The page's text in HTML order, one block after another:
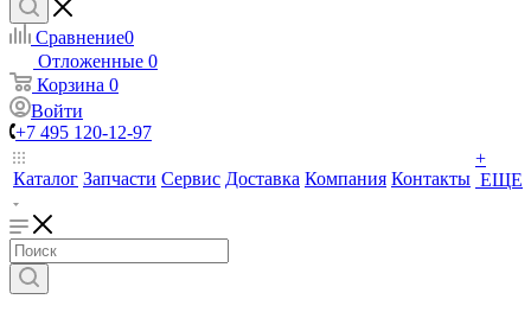
Сравнение0
Отложенные 0
Корзина 0
Войти
+7 495 120-12-97
Каталог Запчасти Сервис Доставка Компания Контакты
+
ЕЩЕ